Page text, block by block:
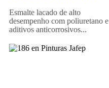
Esmalte lacado de alto
desempenho com poliuretano e
aditivos anticorrosivos...